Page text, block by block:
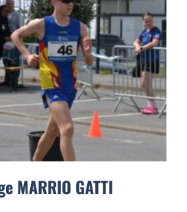
MARRIO GATTI